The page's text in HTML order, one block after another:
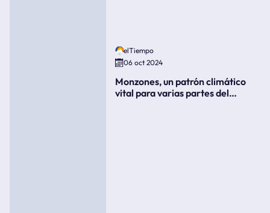
elTiempo
06 oct 2024
Monzones, un patrón climático
vital para varias partes del